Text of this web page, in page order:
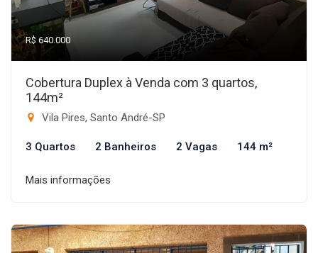
R$ 640.000
Cobertura Duplex à Venda com 3 quartos,
144m²
Vila Pires, Santo André-SP
3 Quartos 2 Banheiros 2 Vagas 144 m²
Mais informações